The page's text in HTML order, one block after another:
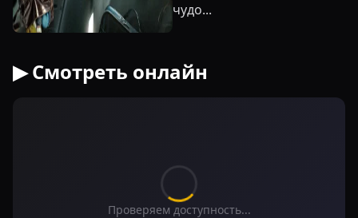
чудо...
▶ Смотреть онлайн
Проверяем доступность...